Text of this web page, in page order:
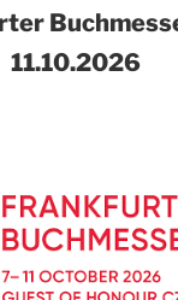
11.10.2026